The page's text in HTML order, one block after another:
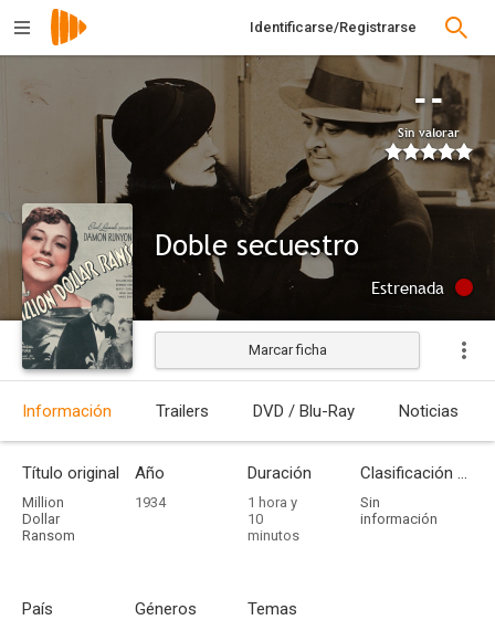
Identificarse/Registrarse
--
Sin valorar
Doble secuestro
Estrenada
Marcar ficha
Información Trailers DVD / Blu-Ray Noticias
Título original
Million
Dollar
Ransom
Año
1934
Duración
1 hora y
10
minutos
Clasificación por edades
Sin
información
País Géneros Temas